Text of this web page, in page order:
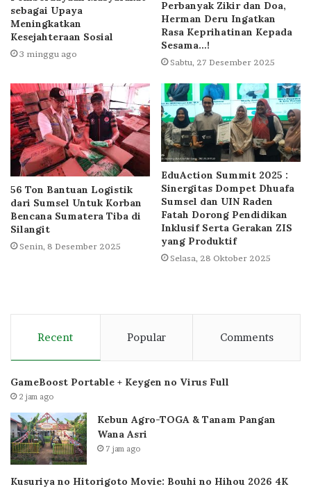
sebagai Upaya
Meningkatkan
Kesejahteraan Sosial
3 minggu ago
Perbanyak Zikir dan Doa,
Herman Deru Ingatkan
Rasa Keprihatinan Kepada
Sesama…!
Sabtu, 27 Desember 2025
56 Ton Bantuan Logistik
dari Sumsel Untuk Korban
Bencana Sumatera Tiba di
Silangit
Senin, 8 Desember 2025
EduAction Summit 2025 :
Sinergitas Dompet Dhuafa
Sumsel dan UIN Raden
Fatah Dorong Pendidikan
Inklusif Serta Gerakan ZIS
yang Produktif
Selasa, 28 Oktober 2025
Recent Popular Comments
GameBoost Portable + Keygen no Virus Full
2 jam ago
Kebun Agro-TOGA & Tanam Pangan
Wana Asri
7 jam ago
Kusuriya no Hitorigoto Movie: Bouhi no Hihou 2026 4K